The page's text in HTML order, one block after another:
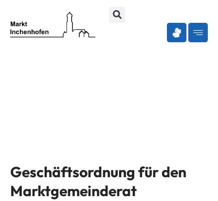
springen
Geschäftsordnung für den
Marktgemeinderat